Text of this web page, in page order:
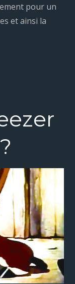
pour un
et ainsi la